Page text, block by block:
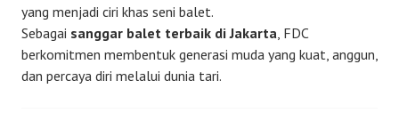
yang menjadi ciri khas seni balet.
Sebagai sanggar balet terbaik di Jakarta , FDC
berkomitmen membentuk generasi muda yang kuat, anggun,
dan percaya diri melalui dunia tari.